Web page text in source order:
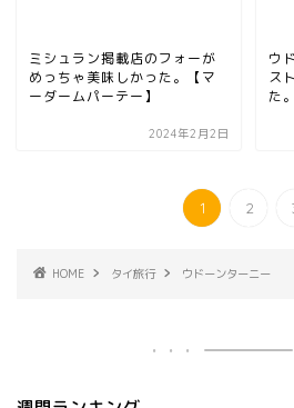
ミシュラン掲載店のフォーが
めっちゃ美味しかった。【マ
ーダームパーテー】
2024年2月2日
ウ
ス
た
1 2
HOME タイ旅行 ウドーンターニー